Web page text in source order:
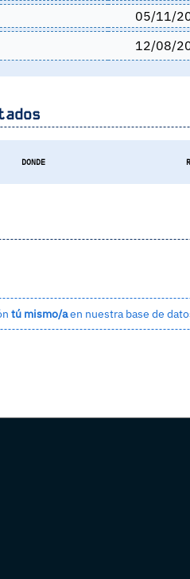
05/11/
12/08/
DONDE
tú mismo/aen nuestra base de